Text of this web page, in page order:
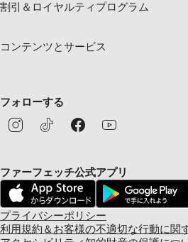
割引＆ロイヤルティプログラム
コンテンツとサービス
フォローする
ファーフェッチ公式アプリ
プライバシーポリシー
利用規約＆お客様の不適切な行動に関